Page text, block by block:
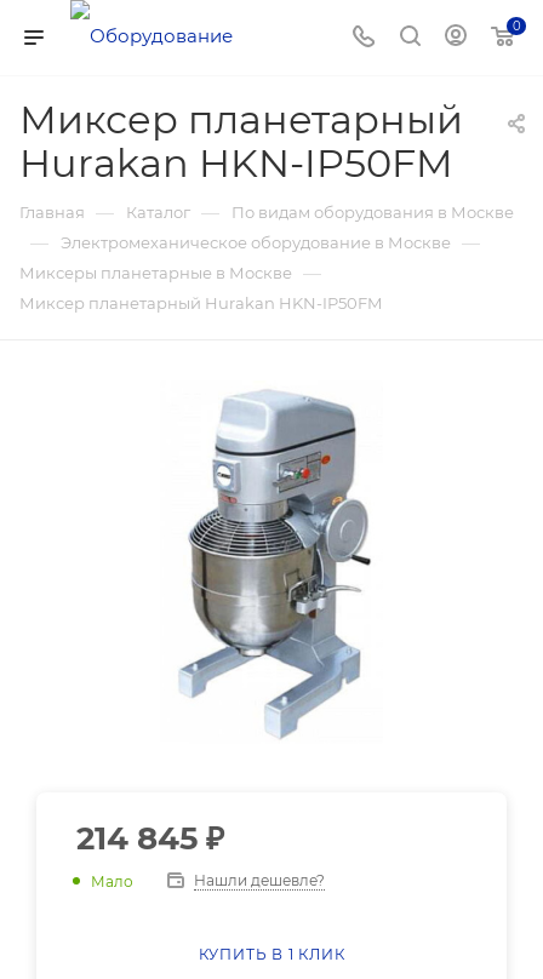
0
Миксер планетарный
Hurakan HKN-IP50FM
Главная — Каталог — По видам оборудования в Москве
— Электромеханическое оборудование в Москве —
Миксеры планетарные в Москве —
Миксер планетарный Hurakan HKN-IP50FM
214 845 ₽
Мало Нашли дешевле?
КУПИТЬ В 1 КЛИК